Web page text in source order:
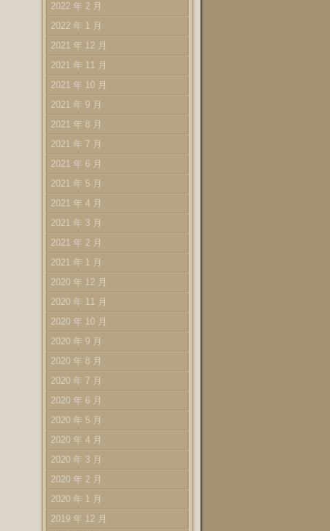
2022 年 2 月
2022 年 1 月
2021 年 12 月
2021 年 11 月
2021 年 10 月
2021 年 9 月
2021 年 8 月
2021 年 7 月
2021 年 6 月
2021 年 5 月
2021 年 4 月
2021 年 3 月
2021 年 2 月
2021 年 1 月
2020 年 12 月
2020 年 11 月
2020 年 10 月
2020 年 9 月
2020 年 8 月
2020 年 7 月
2020 年 6 月
2020 年 5 月
2020 年 4 月
2020 年 3 月
2020 年 2 月
2020 年 1 月
2019 年 12 月